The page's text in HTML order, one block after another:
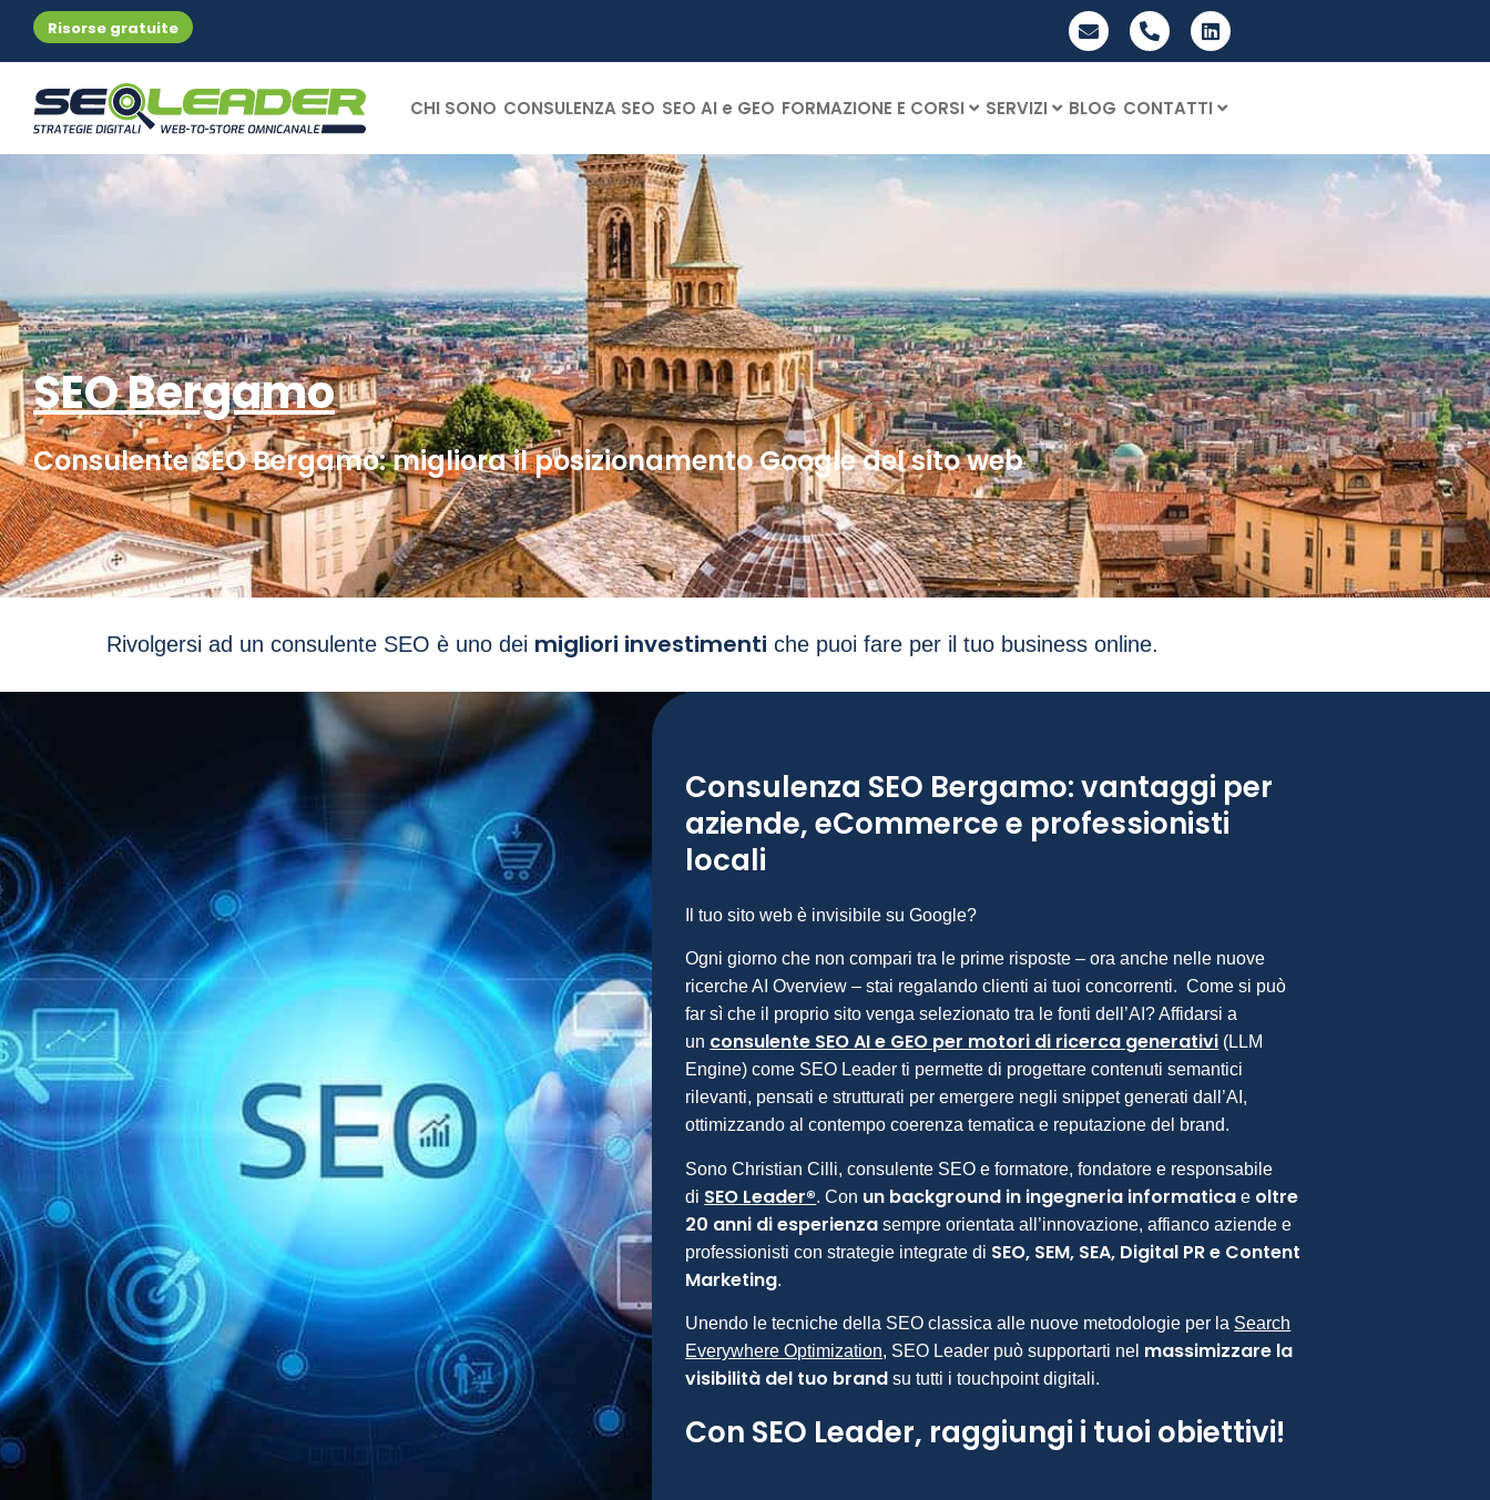
Risorse gratuite
CHI SONO CONSULENZA SEO SEO AI e GEO FORMAZIONE E CORSI SERVIZI BLOG CONTATTI
SEO Bergamo
Consulente SEO Bergamo: migliora il posizionamento Google del sito web
Rivolgersi ad un consulente SEO è uno dei migliori investimenti che puoi fare per il tuo business online.
Consulenza SEO Bergamo: vantaggi per
aziende, eCommerce e professionisti
locali
Il tuo sito web è invisibile su Google?
Ogni giorno che non compari tra le prime risposte – ora anche nelle nuove
ricerche AI Overview – stai regalando clienti ai tuoi concorrenti. Come si può
far sì che il proprio sito venga selezionato tra le fonti dell’AI? Affidarsi a
un consulente SEO AI e GEO per motori di ricerca generativi (LLM
Engine) come SEO Leader ti permette di progettare contenuti semantici
rilevanti, pensati e strutturati per emergere negli snippet generati dall’AI,
ottimizzando al contempo coerenza tematica e reputazione del brand.
Sono Christian Cilli, consulente SEO e formatore, fondatore e responsabile
di SEO Leader®. Con un background in ingegneria informatica e oltre
20 anni di esperienza sempre orientata all’innovazione, affianco aziende e
professionisti con strategie integrate di SEO, SEM, SEA, Digital PR e Content
Marketing.
Unendo le tecniche della SEO classica alle nuove metodologie per la Search
Everywhere Optimization, SEO Leader può supportarti nel massimizzare la
visibilità del tuo brand su tutti i touchpoint digitali.
Con SEO Leader, raggiungi i tuoi obiettivi!